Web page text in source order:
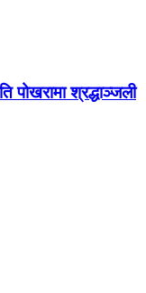
पोखरामा श्रद्धाञ्जली